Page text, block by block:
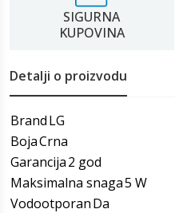
SIGURNA
KUPOVINA
Detalji o proizvodu
BrandLG
BojaCrna
Garancija2 god
Maksimalna snaga5 W
VodootporanDa